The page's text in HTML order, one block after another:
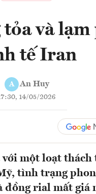
và
tế Iran
A An Huy
14/05/2026
một loạt thách
tình trạng
đồng rial mất giá